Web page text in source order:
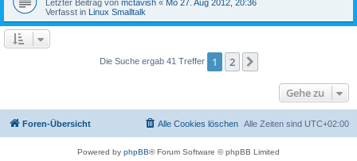
Letzter Beitrag von mctavish « Mo 27. Aug 2012, 20:36
Verfasst in Linux Smalltalk
Die Suche ergab 41 Treffer 1 2
Gehe zu
Foren-Übersicht Alle Zeiten sind UTC+02:00
Alle Cookies löschen
Powered by phpBB® Forum Software © phpBB Limited